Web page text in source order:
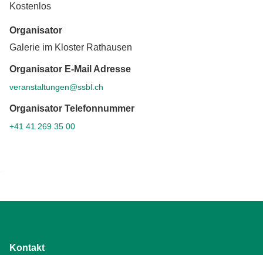
Kostenlos
Organisator
Galerie im Kloster Rathausen
Organisator E-Mail Adresse
veranstaltungen@ssbl.ch
Organisator Telefonnummer
+41 41 269 35 00
Kontakt